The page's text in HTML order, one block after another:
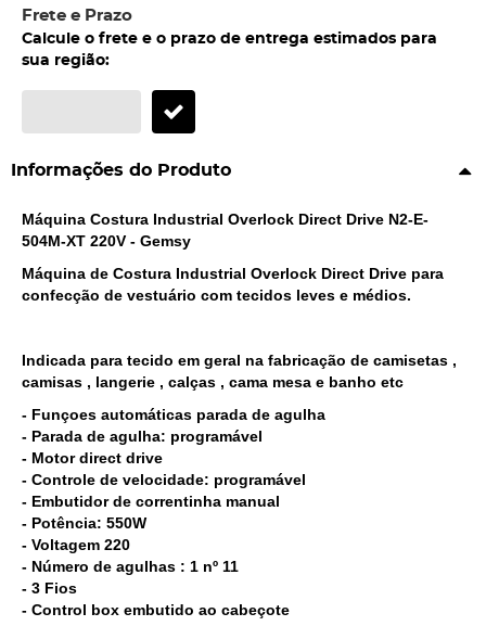
Frete e Prazo
Calcule o frete e o prazo de entrega estimados para
sua região:
Informações do Produto
Máquina Costura Industrial Overlock Direct Drive N2-E-
504M-XT 220V - Gemsy
Máquina de Costura Industrial Overlock Direct Drive para
confecção de vestuário com tecidos leves e médios.
Indicada para tecido em geral na fabricação de camisetas ,
camisas , langerie , calças , cama mesa e banho etc
- Funçoes automáticas parada de agulha
- Parada de agulha: programável
- Motor direct drive
- Controle de velocidade: programável
- Embutidor de correntinha manual
- Potência: 550W
- Voltagem 220
- Número de agulhas : 1 nº 11
- 3 Fios
- Control box embutido ao cabeçote